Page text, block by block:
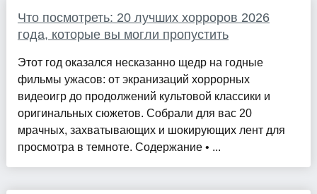
Что посмотреть: 20 лучших хорроров 2026
года, которые вы могли пропустить
Этот год оказался несказанно щедр на годные
фильмы ужасов: от экранизаций хоррорных
видеоигр до продолжений культовой классики и
оригинальных сюжетов. Собрали для вас 20
мрачных, захватывающих и шокирующих лент для
просмотра в темноте. Содержание • ...